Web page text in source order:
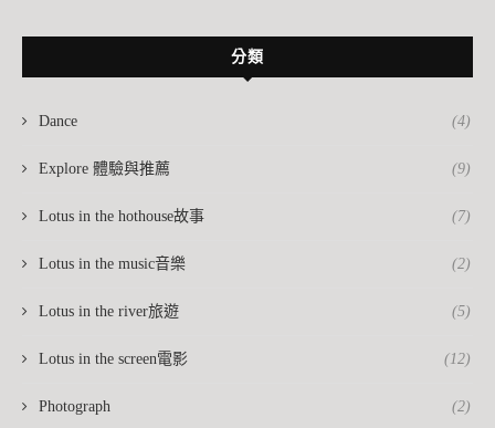
分類
Dance (4)
Explore 體驗與推薦 (9)
Lotus in the hothouse故事 (7)
Lotus in the music音樂 (2)
Lotus in the river旅遊 (5)
Lotus in the screen電影 (12)
Photograph (2)